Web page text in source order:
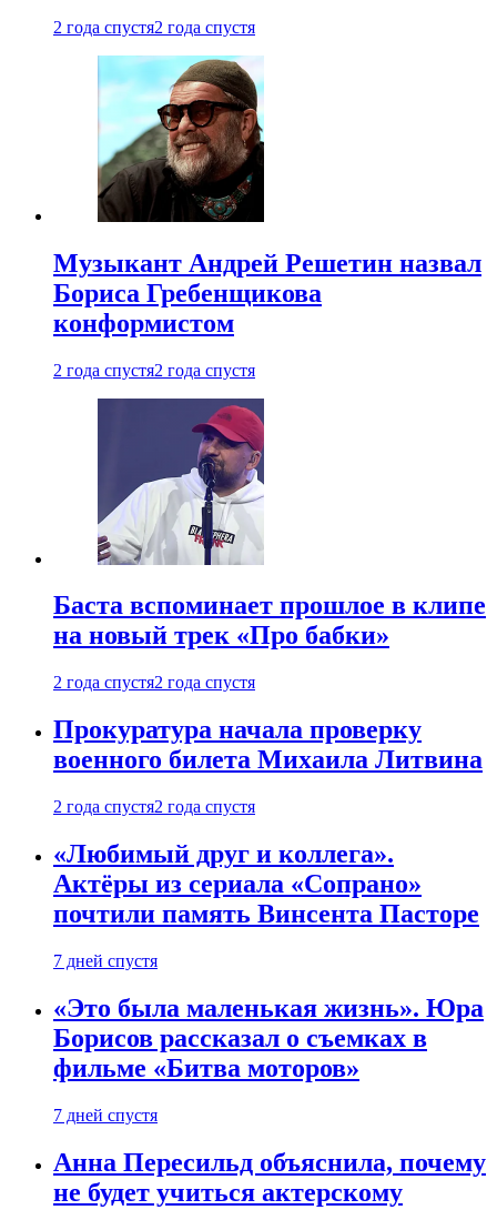
2 года спустя2 года спустя
Музыкант Андрей Решетин назвал
Бориса Гребенщикова
конформистом
2 года спустя2 года спустя
Баста вспоминает прошлое в клипе
на новый трек «Про бабки»
2 года спустя2 года спустя
Прокуратура начала проверку
военного билета Михаила Литвина
2 года спустя2 года спустя
«Любимый друг и коллега».
Актёры из сериала «Сопрано»
почтили память Винсента Пасторе
7 дней спустя
«Это была маленькая жизнь». Юра
Борисов рассказал о съемках в
фильме «Битва моторов»
7 дней спустя
Анна Пересильд объяснила, почему
не будет учиться актерскому